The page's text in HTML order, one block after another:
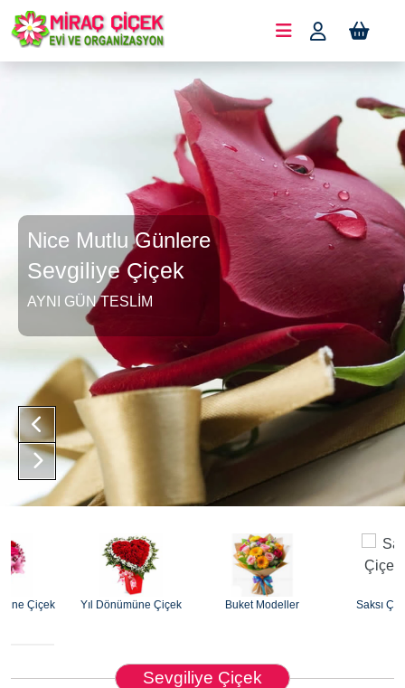
Nice Mutlu Günlere
Sevgiliye Çiçek
AYNI GÜN TESLIM
Yıl Dönümüne Çiçek Buket Modeller Saksı Çiçekleri
Sevgiliye Çiçek